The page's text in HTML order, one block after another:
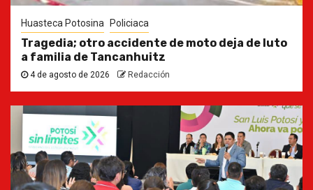
Huasteca Potosina Policiaca
Tragedia; otro accidente de moto deja de luto
a familia de Tancanhuitz
4 de agosto de 2026 Redacción